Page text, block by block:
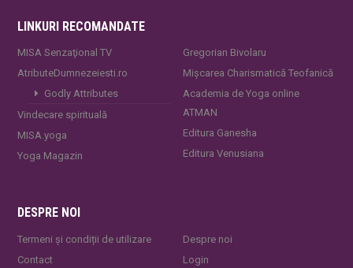
LINKURI RECOMANDATE
MISA Senzaţional TV
AtributeDumnezeiesti.ro
Godly Attributes
Vindecare spirituală
MISA.yoga
Yoga Magazin
Gregorian Bivolaru
Mișcarea Charismatică Teofanică
Academia de Yoga online
ATMAN
Editura Ganesha
Editura Venusiana
DESPRE NOI
Termeni și condiții de utilizare
Contact
Despre noi
Login